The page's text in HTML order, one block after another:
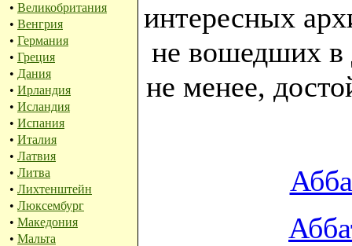
• Великобритания
• Венгрия
• Германия
• Греция
• Дания
• Ирландия
• Исландия
• Испания
• Италия
• Латвия
• Литва
• Лихтенштейн
• Люксембург
• Македония
• Мальта
интересных
не вошедших в
не менее,